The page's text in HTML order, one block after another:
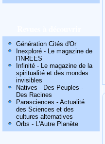
Génération Cités d'Or
Inexploré - Le magazine de
l'INREES
Infinité - Le magazine de la
spiritualité et des mondes
invisibles
Natives - Des Peuples -
Des Racines
Parasciences - Actualité
des Sciences et des
cultures alternatives
Orbs - L'Autre Planète